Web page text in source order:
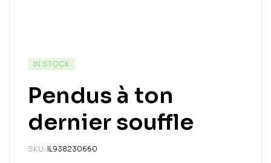
IN STOCK
Pendus à ton
dernier souffle
SKU: IL938230660